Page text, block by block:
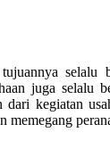
tujuannya
juga selalu
dari kegiatan
memegang